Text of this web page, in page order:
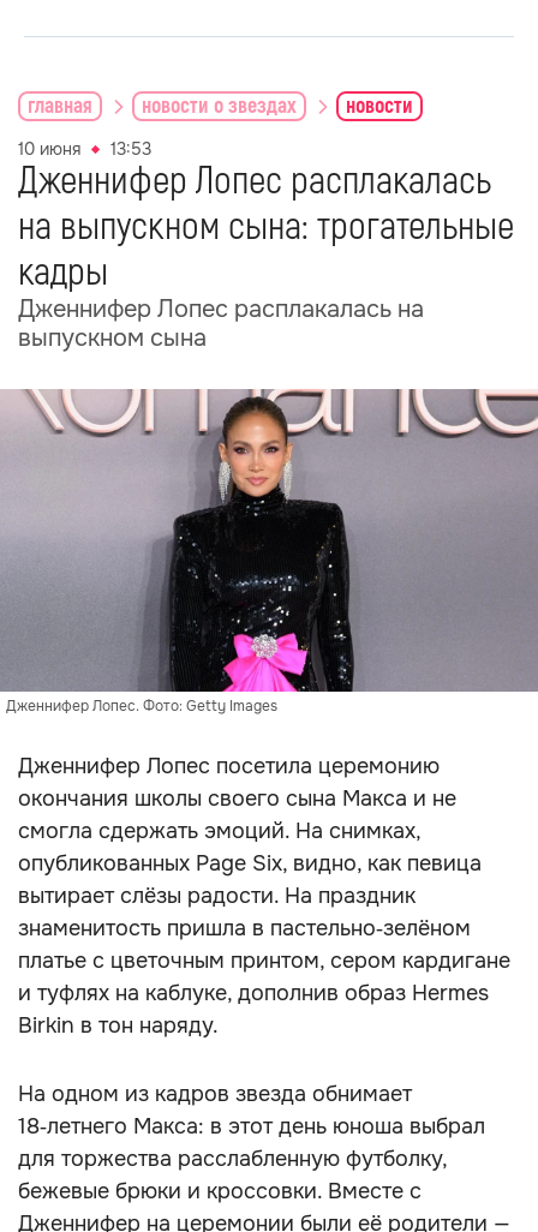
главная новости о звездах новости
10 июня 13:53
Дженнифер Лопес расплакалась
на выпускном сына: трогательные
кадры
Дженнифер Лопес расплакалась на
выпускном сына
Дженнифер Лопес. Фото: Getty Images
Дженнифер Лопес посетила церемонию
окончания школы своего сына Макса и не
смогла сдержать эмоций. На снимках,
опубликованных Page Six, видно, как певица
вытирает слёзы радости. На праздник
знаменитость пришла в пастельно‑зелёном
платье с цветочным принтом, сером кардигане
и туфлях на каблуке, дополнив образ Hermes
Birkin в тон наряду.
На одном из кадров звезда обнимает
18‑летнего Макса: в этот день юноша выбрал
для торжества расслабленную футболку,
бежевые брюки и кроссовки. Вместе с
Дженнифер на церемонии были её родители —